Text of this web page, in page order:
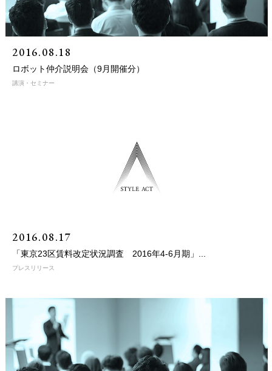
2016.08.18
ロボット仲介説明会（9月開催分）
講演・セミナー
2016.08.17
「東京23区賃料改定状況調査 2016年4-6月期」...
プレスリリース